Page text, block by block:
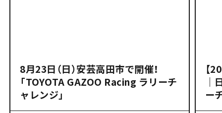
8月23日（日）安芸高田市で開催！
「TOYOTA GAZOO Racing ラリーチ
ャレンジ」
【
｜
ー